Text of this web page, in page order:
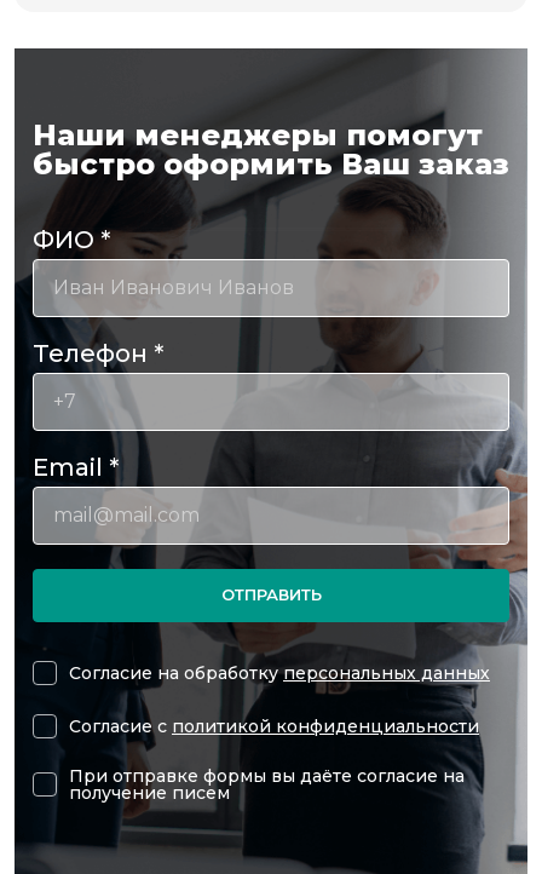
Наши менеджеры помогут
быстро оформить Ваш заказ
ФИО*
Телефон *
Email *
ОТПРАВИТЬ
Согласие на обработкуперсональных данных
Согласие с политикой конфиденциальности
При отправке формы вы даёте согласие на
получение писем